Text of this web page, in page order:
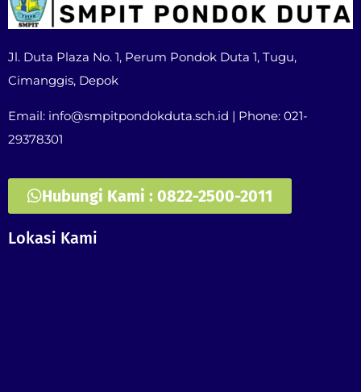
Jl. Duta Plaza No. 1, Perum Pondok Duta 1, Tugu,
Cimanggis, Depok
Email: info@smpitpondokduta.sch.id | Phone: 021-
29378301
Hubungi Kami : 0822-2500-2011
Lokasi Kami